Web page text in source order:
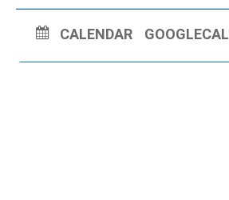
CALENDAR GOOGLECAL